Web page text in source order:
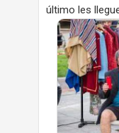
último les